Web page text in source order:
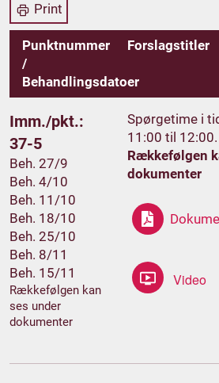
Print
Punktnummer
/
Behandlingsdatoer
Forslagstitler
Imm./pkt.:
37-5
Beh. 27/9
Beh. 4/10
Beh. 11/10
Beh. 18/10
Beh. 25/10
Beh. 8/11
Beh. 15/11
Rækkefølgen kan
ses under
dokumenter
Spørgetime i
11:00 til
Rækkefølgen
dokumenter